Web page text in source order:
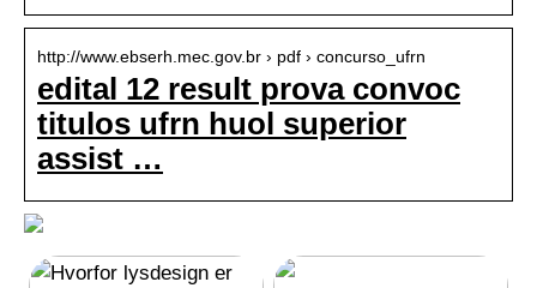
http://www.ebserh.mec.gov.br › pdf › concurso_ufrn
edital 12 result prova convoc
titulos ufrn huol superior
assist …